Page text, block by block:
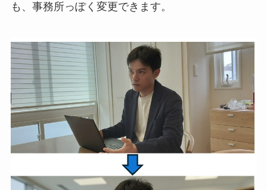
も、事務所っぽく変更できます。